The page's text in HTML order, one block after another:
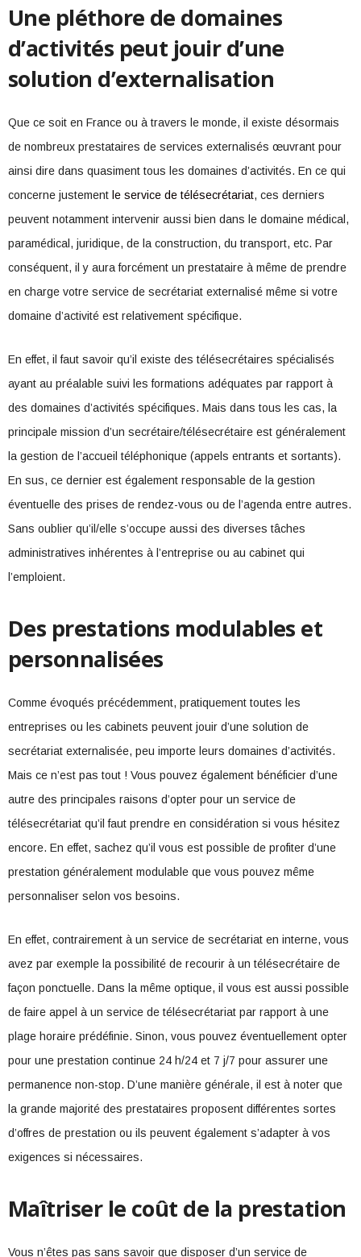
Une pléthore de domaines
d’activités peut jouir d’une
solution d’externalisation
Que ce soit en France ou à travers le monde, il existe désormais
de nombreux prestataires de services externalisés œuvrant pour
ainsi dire dans quasiment tous les domaines d’activités. En ce qui
concerne justement le service de télésecrétariat, ces derniers
peuvent notamment intervenir aussi bien dans le domaine médical,
paramédical, juridique, de la construction, du transport, etc. Par
conséquent, il y aura forcément un prestataire à même de prendre
en charge votre service de secrétariat externalisé même si votre
domaine d’activité est relativement spécifique.
En effet, il faut savoir qu’il existe des télésecrétaires spécialisés
ayant au préalable suivi les formations adéquates par rapport à
des domaines d’activités spécifiques. Mais dans tous les cas, la
principale mission d’un secrétaire/télésecrétaire est généralement
la gestion de l’accueil téléphonique (appels entrants et sortants).
En sus, ce dernier est également responsable de la gestion
éventuelle des prises de rendez-vous ou de l’agenda entre autres.
Sans oublier qu’il/elle s’occupe aussi des diverses tâches
administratives inhérentes à l’entreprise ou au cabinet qui
l’emploient.
Des prestations modulables et
personnalisées
Comme évoqués précédemment, pratiquement toutes les
entreprises ou les cabinets peuvent jouir d’une solution de
secrétariat externalisée, peu importe leurs domaines d’activités.
Mais ce n’est pas tout ! Vous pouvez également bénéficier d’une
autre des principales raisons d’opter pour un service de
télésecrétariat qu’il faut prendre en considération si vous hésitez
encore. En effet, sachez qu’il vous est possible de profiter d’une
prestation généralement modulable que vous pouvez même
personnaliser selon vos besoins.
En effet, contrairement à un service de secrétariat en interne, vous
avez par exemple la possibilité de recourir à un télésecrétaire de
façon ponctuelle. Dans la même optique, il vous est aussi possible
de faire appel à un service de télésecrétariat par rapport à une
plage horaire prédéfinie. Sinon, vous pouvez éventuellement opter
pour une prestation continue 24 h/24 et 7 j/7 pour assurer une
permanence non-stop. D’une manière générale, il est à noter que
la grande majorité des prestataires proposent différentes sortes
d’offres de prestation ou ils peuvent également s’adapter à vos
exigences si nécessaires.
Maîtriser le coût de la prestation
Vous n’êtes pas sans savoir que disposer d’un service de